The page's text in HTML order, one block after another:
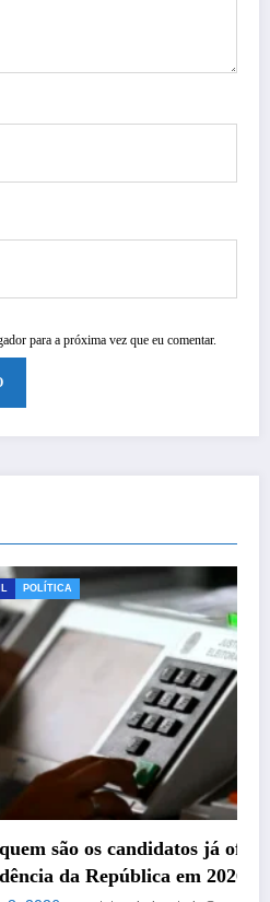
para a próxima vez que eu comentar.
já oficializados à
em 2026